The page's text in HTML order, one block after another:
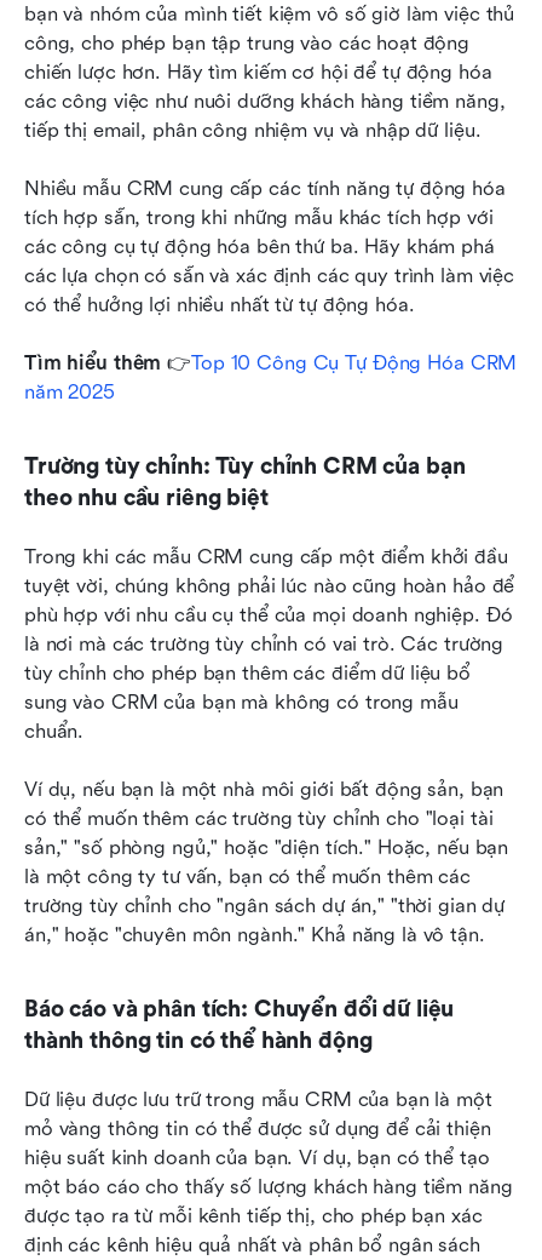
bạn và nhóm của mình tiết kiệm vô số giờ làm việc thủ
công, cho phép bạn tập trung vào các hoạt động
chiến lược hơn. Hãy tìm kiếm cơ hội để tự động hóa
các công việc như nuôi dưỡng khách hàng tiềm năng,
tiếp thị email, phân công nhiệm vụ và nhập dữ liệu.
Nhiều mẫu CRM cung cấp các tính năng tự động hóa
tích hợp sẵn, trong khi những mẫu khác tích hợp với
các công cụ tự động hóa bên thứ ba. Hãy khám phá
các lựa chọn có sẵn và xác định các quy trình làm việc
có thể hưởng lợi nhiều nhất từ tự động hóa.
Tìm hiểu thêm 👉Top 10 Công Cụ Tự Động Hóa CRM
năm 2025
Trường tùy chỉnh: Tùy chỉnh CRM của bạn
theo nhu cầu riêng biệt
Trong khi các mẫu CRM cung cấp một điểm khởi đầu
tuyệt vời, chúng không phải lúc nào cũng hoàn hảo để
phù hợp với nhu cầu cụ thể của mọi doanh nghiệp. Đó
là nơi mà các trường tùy chỉnh có vai trò. Các trường
tùy chỉnh cho phép bạn thêm các điểm dữ liệu bổ
sung vào CRM của bạn mà không có trong mẫu
chuẩn.
Ví dụ, nếu bạn là một nhà môi giới bất động sản, bạn
có thể muốn thêm các trường tùy chỉnh cho "loại tài
sản," "số phòng ngủ," hoặc "diện tích." Hoặc, nếu bạn
là một công ty tư vấn, bạn có thể muốn thêm các
trường tùy chỉnh cho "ngân sách dự án," "thời gian dự
án," hoặc "chuyên môn ngành." Khả năng là vô tận.
Báo cáo và phân tích: Chuyển đổi dữ liệu
thành thông tin có thể hành động
Dữ liệu được lưu trữ trong mẫu CRM của bạn là một
mỏ vàng thông tin có thể được sử dụng để cải thiện
hiệu suất kinh doanh của bạn. Ví dụ, bạn có thể tạo
một báo cáo cho thấy số lượng khách hàng tiềm năng
được tạo ra từ mỗi kênh tiếp thị, cho phép bạn xác
định các kênh hiệu quả nhất và phân bổ ngân sách